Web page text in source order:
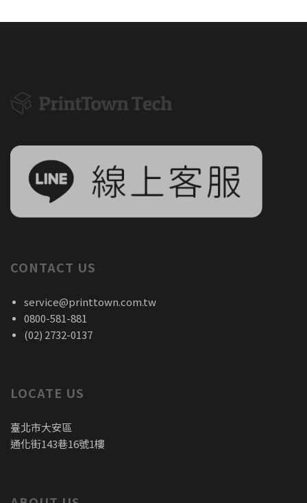
CONTACT US
service@printtown.com.tw
0800-581-881
(02) 2732-0137
LOCATE US
臺北市大安區
通化街143巷16號1樓